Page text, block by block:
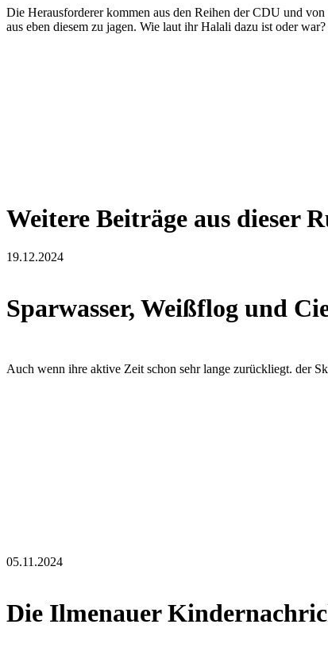
Die Herausforderer kommen aus den Reihen der CDU und
aus eben diesem zu jagen. Wie laut ihr Halali dazu ist oder
Weitere Beiträge aus dieser
19.12.2024
Sparwasser, Weißflog und
Auch wenn ihre aktive Zeit schon sehr lange zurückliegt. der
05.11.2024
Die Ilmenauer